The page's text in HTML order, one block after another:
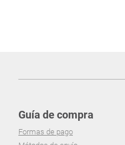
Guía de compra
Formas de pago